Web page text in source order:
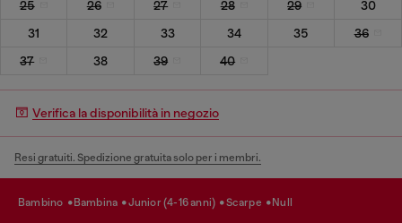
25 26 27 28 29
30
31
32 33 34 35
36
37
38 39 40
Verifica la disponibilità in negozio
Resi gratuiti. Spedizione gratuita solo per i membri.
bambino bambina junior (4-16 anni) scarpe null